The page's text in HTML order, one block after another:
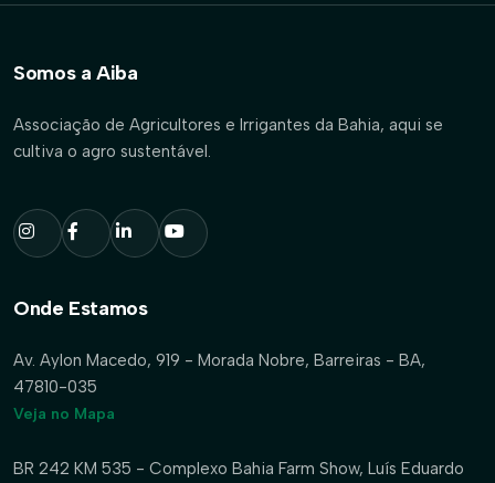
Somos a Aiba
Associação de Agricultores e Irrigantes da Bahia, aqui se
cultiva o agro sustentável.
Onde Estamos
Av. Aylon Macedo, 919 - Morada Nobre, Barreiras - BA,
47810-035
Veja no Mapa
BR 242 KM 535 - Complexo Bahia Farm Show, Luís Eduardo